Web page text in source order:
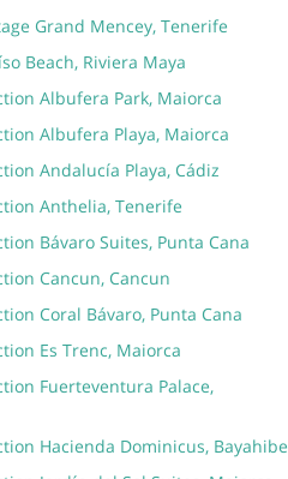
Grand Mencey, Tenerife
Beach, Riviera Maya
Albufera Park, Maiorca
Albufera Playa, Maiorca
Andalucía Playa, Cádiz
Anthelia, Tenerife
Bávaro Suites, Punta Cana
Cancun, Cancun
Coral Bávaro, Punta Cana
Es Trenc, Maiorca
Fuerteventura Palace,
Hacienda Dominicus, Bayahibe